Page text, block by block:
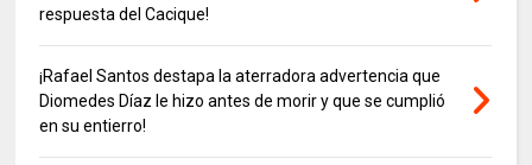
respuesta del Cacique!
¡Rafael Santos destapa la aterradora advertencia que
Diomedes Díaz le hizo antes de morir y que se cumplió
en su entierro!